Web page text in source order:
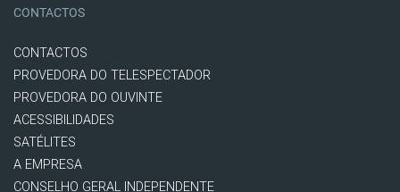
CONTACTOS
CONTACTOS
PROVEDORA DO TELESPECTADOR
PROVEDORA DO OUVINTE
ACESSIBILIDADES
SATÉLITES
A EMPRESA
CONSELHO GERAL INDEPENDENTE